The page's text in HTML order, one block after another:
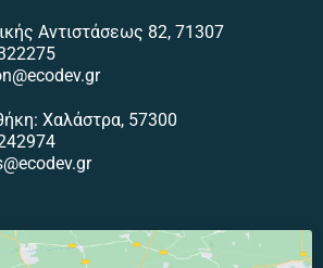
Αντιστάσεως 82, 71307
Χαλάστρα, 57300